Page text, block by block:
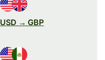
USD → GBP